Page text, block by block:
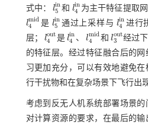
式中： lin
5
l5 n
和 lin
4
l4 n为主干特征提取
lmid
4
l4 d
是 lin
5
l5 n通过上采样与 lin
4
l4 n进行
层；
lout
4
l4 ut
是 lin
4
l4 n、 lmid
4
l4 d
和 lout
3
l3 ut
经过
的特征层。经过特征融合后的
习更加充分，可以有效地避免
行干扰物和在复杂场景下飞行出
考虑到反无人机系统部署场景
对计算资源的要求，在最后的